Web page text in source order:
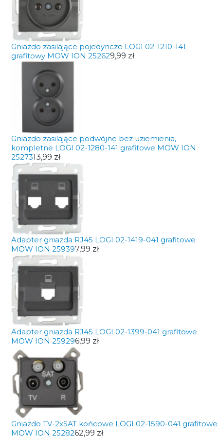
Gniazdo zasilające pojedyncze LOGI 02-1210-141
grafitowy MOW ION 252629,99 zł
Gniazdo zasilające podwójne bez uziemienia,
kompletne LOGI 02-1280-141 grafitowe MOW ION
2527313,99 zł
Adapter gniazda RJ45 LOGI 02-1419-041 grafitowe
MOW ION 259397,99 zł
Adapter gniazda RJ45 LOGI 02-1399-041 grafitowe
MOW ION 259296,99 zł
Gniazdo TV-2xSAT końcowe LOGI 02-1590-041 grafitowe
MOW ION 2528262,99 zł